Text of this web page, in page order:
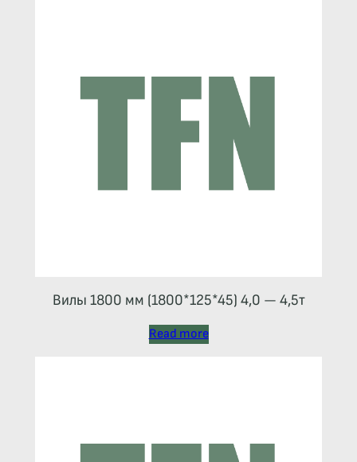
Вилы 1800 мм (1800*125*45) 4,0 — 4,5т
Read more